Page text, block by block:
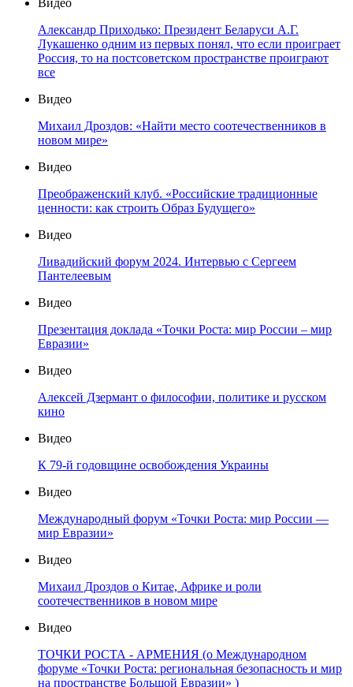
Видео
Александр Приходько: Президент Беларуси А.Г.
Лукашенко одним из первых понял, что если проиграет
Россия, то на постсоветском пространстве проиграют
все
Видео
Михаил Дроздов: «Найти место соотечественников в
новом мире»
Видео
Преображенский клуб. «Российские традиционные
ценности: как строить Образ Будущего»
Видео
Ливадийский форум 2024. Интервью с Сергеем
Пантелеевым
Видео
Презентация доклада «Точки Роста: мир России – мир
Евразии»
Видео
Алексей Дзермант о философии, политике и русском
кино
Видео
К 79-й годовщине освобождения Украины
Видео
Международный форум «Точки Роста: мир России —
мир Евразии»
Видео
Михаил Дроздов о Китае, Африке и роли
соотечественников в новом мире
Видео
ТОЧКИ РОСТА - АРМЕНИЯ (о Международном
форуме «Точки Роста: региональная безопасность и мир
на пространстве Большой Евразии» )